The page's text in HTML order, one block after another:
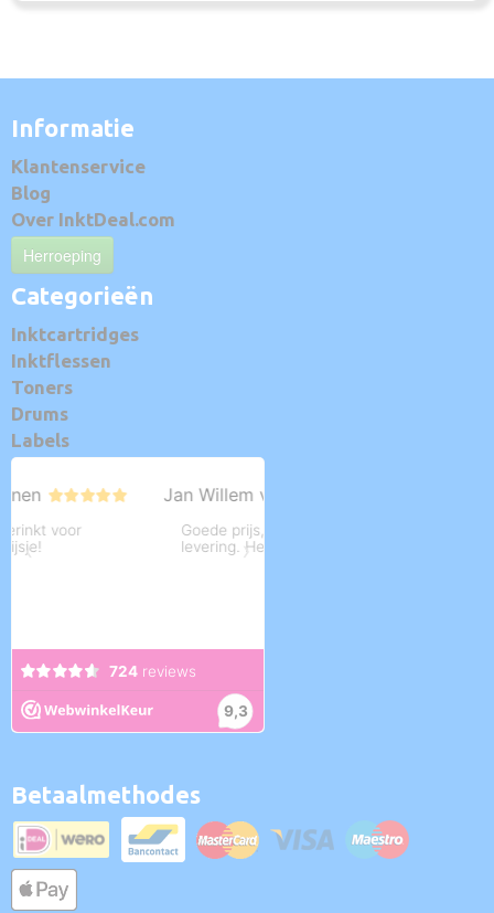
Informatie
Klantenservice
Blog
Over InktDeal.com
Herroeping
Categorieën
Inktcartridges
Inktflessen
Toners
Drums
Labels
Betaalmethodes